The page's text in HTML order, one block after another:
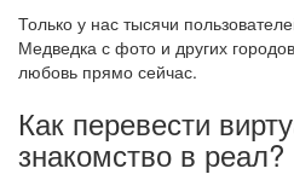
Только у нас тысячи
Медведка с фото и других
любовь прямо сейчас.
Как перевести
знакомство в реал?